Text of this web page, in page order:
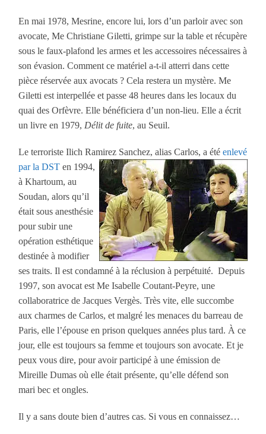
En mai 1978, Mesrine, encore lui, lors d’un parloir avec son
avocate, Me Christiane Giletti, grimpe sur la table et récupère
sous le faux-plafond les armes et les accessoires nécessaires à
son évasion. Comment ce matériel a-t-il atterri dans cette
pièce réservée aux avocats ? Cela restera un mystère. Me
Giletti est interpellée et passe 48 heures dans les locaux du
quai des Orfèvre. Elle bénéficiera d’un non-lieu. Elle a écrit
un livre en 1979, Délit de fuite, au Seuil.
Le terroriste Ilich Ramirez Sanchez, alias Carlos, a étéenlevé
par la DST en 1994,
à Khartoum, au
Soudan, alors qu’il
était sous anesthésie
pour subir une
opération esthétique
destinée à modifier
ses traits. Il est condamné à la réclusion à perpétuité. Depuis
1997, son avocat est Me Isabelle Coutant-Peyre, une
collaboratrice de Jacques Vergès. Très vite, elle succombe
aux charmes de Carlos, et malgré les menaces du barreau de
Paris, elle l’épouse en prison quelques années plus tard. À ce
jour, elle est toujours sa femme et toujours son avocate. Et je
peux vous dire, pour avoir participé à une émission de
Mireille Dumas où elle était présente, qu’elle défend son
mari bec et ongles.
Il y a sans doute bien d’autres cas. Si vous en connaissez…